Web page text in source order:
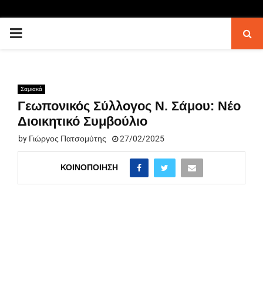
PRIMARY
Σαμιακά
Γεωπονικός Σύλλογος Ν. Σάμου: Νέο
Διοικητικό Συμβούλιο
by Γιώργος Πατσομύτης 27/02/2025
ΚΟΙΝΟΠΟΊΗΣΗ